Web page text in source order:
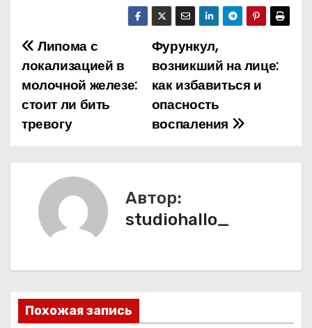
Н
а
в
и
г
п
Фурункул,
возникший на лице:
как избавиться и
опасность
воспаления
Липома с
локализацией в
молочной железе:
стоит ли бить
тревогу
Автор:
studiohallo_
Похожая запись